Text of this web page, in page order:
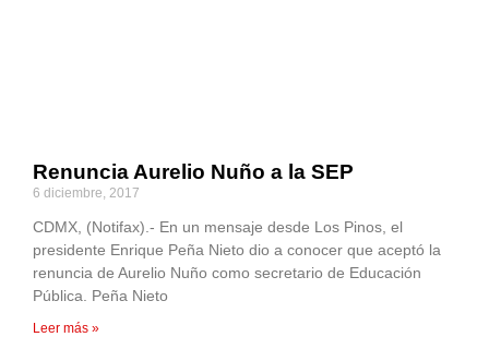
Renuncia Aurelio Nuño a la SEP
6 diciembre, 2017
CDMX, (Notifax).- En un mensaje desde Los Pinos, el
presidente Enrique Peña Nieto dio a conocer que aceptó la
renuncia de Aurelio Nuño como secretario de Educación
Pública. Peña Nieto
Leer más »